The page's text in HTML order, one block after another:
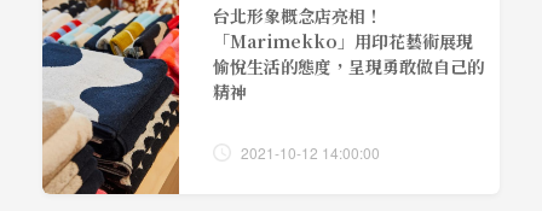
台北形象概念店亮相！
「Marimekko」用印花藝術展現
愉悅生活的態度，呈現勇敢做自己的
精神
2021-10-12 14:00:00